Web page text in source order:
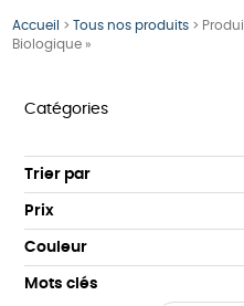
Accueil >Tous nos produits >
Biologique »
Catégories
VÊTEMENTS
BIJOUX
BIEN-ÊTRE
ÉPICERIE
Trier par
Par défaut
Popularité
Prix : du - cher au + cher
Prix
Tous
0 € - 50 €
Couleur
Orange
Mots clés